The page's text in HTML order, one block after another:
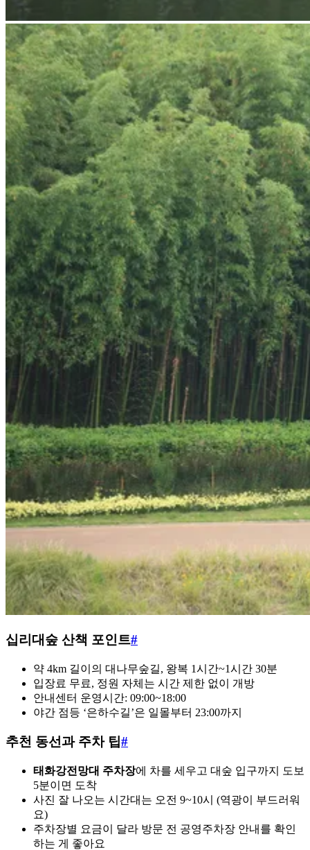
십리대숲 산책 포인트#
약 4km 길이의 대나무숲길, 왕복 1시간~1시간 30분
입장료 무료, 정원 자체는 시간 제한 없이 개방
안내센터 운영시간: 09:00~18:00
야간 점등 ‘은하수길’은 일몰부터 23:00까지
추천 동선과 주차 팁#
태화강전망대 주차장에 차를 세우고 대숲 입구까지 도보
5분이면 도착
사진 잘 나오는 시간대는 오전 9~10시 (역광이 부드러워
요)
주차장별 요금이 달라 방문 전 공영주차장 안내를 확인
하는 게 좋아요